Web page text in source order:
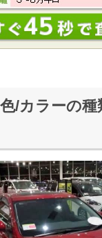
/カラーの種